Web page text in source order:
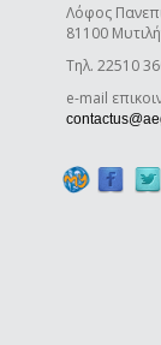
Λόφος
81100
Τηλ. 22510
e-mail